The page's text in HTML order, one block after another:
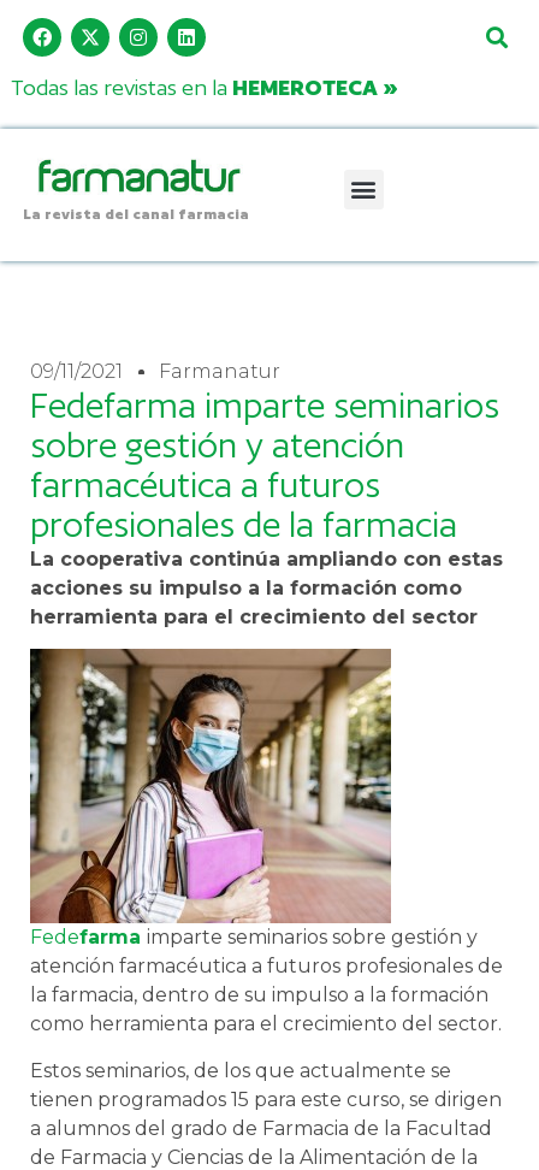
Todas las revistas en la HEMEROTECA »
La revista del canal farmacia
09/11/2021 Farmanatur
Fedefarma imparte seminarios
sobre gestión y atención
farmacéutica a futuros
profesionales de la farmacia
La cooperativa continúa ampliando con estas
acciones su impulso a la formación como
herramienta para el crecimiento del sector
Fedefarma imparte seminarios sobre gestión y
atención farmacéutica a futuros profesionales de
la farmacia, dentro de su impulso a la formación
como herramienta para el crecimiento del sector.
Estos seminarios, de los que actualmente se
tienen programados 15 para este curso, se dirigen
a alumnos del grado de Farmacia de la Facultad
de Farmacia y Ciencias de la Alimentación de la